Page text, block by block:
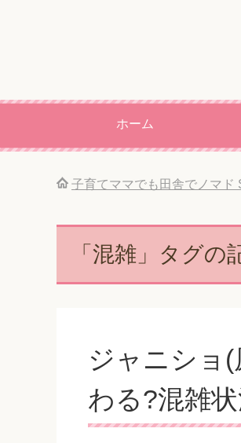
ホーム
子育てママでも田舎でノマド
「混雑」タグの
ジャニショ
わる?混雑